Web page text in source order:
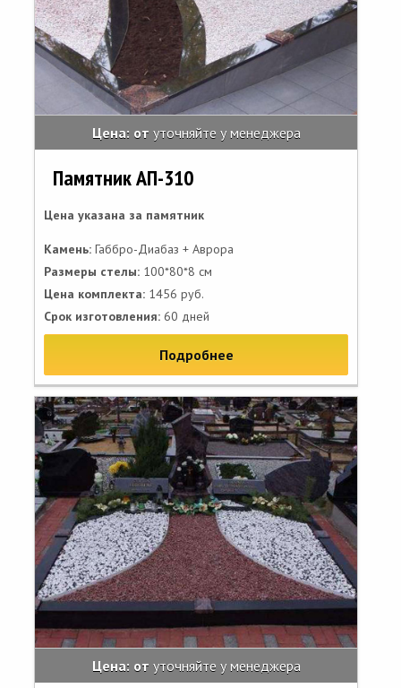
Цена: от уточняйте у менеджера
Памятник АП-310
Цена указана за памятник
Камень: Габбро-Диабаз + Аврора
Размеры стелы: 100*80*8 см
Цена комплекта: 1456 руб.
Срок изготовления: 60 дней
Подробнее
Цена: от уточняйте у менеджера